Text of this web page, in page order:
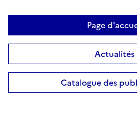
Page
Actualités
Catalogue des